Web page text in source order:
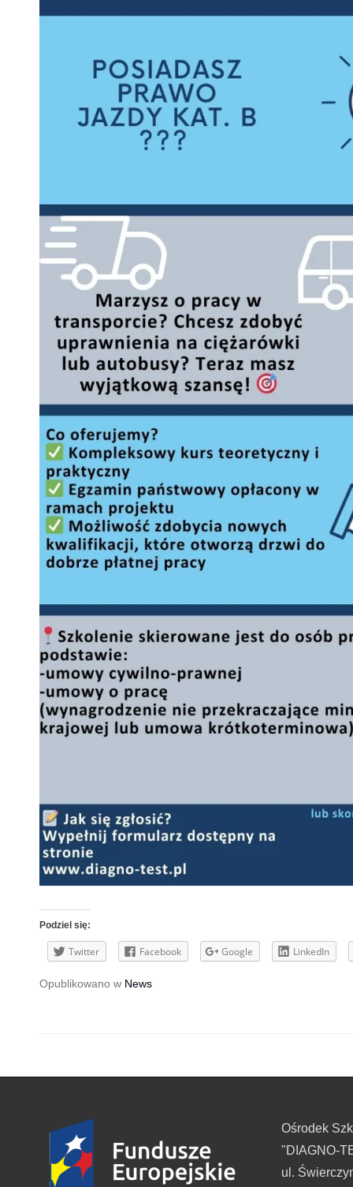
Podziel się:
Twitter Facebook Google LinkedIn
Opublikowano w News
Ośrodek
"DIAGNO-
ul.